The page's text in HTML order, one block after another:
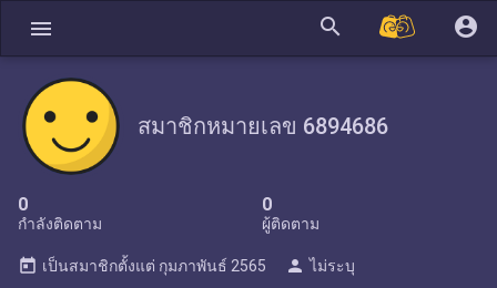
menu search account_circle
สมาชิกหมายเลข 6894686
0
กำลังติดตาม
0
ผู้ติดตาม
today เป็นสมาชิกตั้งแต่ กุมภาพันธ์ 2565 person ไม่ระบุ